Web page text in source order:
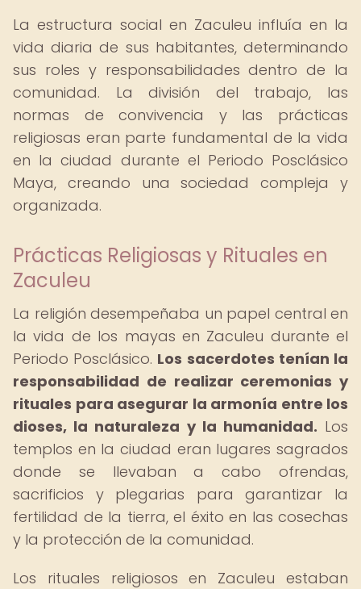
La estructura social en Zaculeu influía en la
vida diaria de sus habitantes, determinando
sus roles y responsabilidades dentro de la
comunidad. La división del trabajo, las
normas de convivencia y las prácticas
religiosas eran parte fundamental de la vida
en la ciudad durante el Periodo Posclásico
Maya, creando una sociedad compleja y
organizada.
Prácticas Religiosas y Rituales en
Zaculeu
La religión desempeñaba un papel central en
la vida de los mayas en Zaculeu durante el
Periodo Posclásico. Los sacerdotes tenían la
responsabilidad de realizar ceremonias y
rituales para asegurar la armonía entre los
dioses, la naturaleza y la humanidad. Los
templos en la ciudad eran lugares sagrados
donde se llevaban a cabo ofrendas,
sacrificios y plegarias para garantizar la
fertilidad de la tierra, el éxito en las cosechas
y la protección de la comunidad.
Los rituales religiosos en Zaculeu estaban